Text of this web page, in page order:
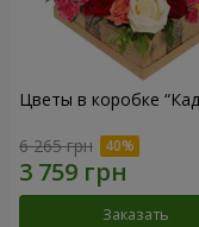
Цветы в коробке
6 265 грн
Заказать